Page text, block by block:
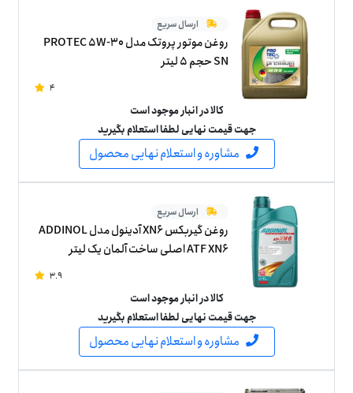
ارسال سریع
روغن موتور پروتک مدل PROTEC 5W-30
SN حجم 5 لیتر
4
کالا در انبار موجود است
جهت قیمت نهایی لطفا استعلام بگیرید
مشاوره و استعلام نهایی محصول
ارسال سریع
روغن گیربکس XN6 آدینول مدل ADDINOL
ATF XN6 اصلی ساخت آلمان یک لیتر
3.9
کالا در انبار موجود است
جهت قیمت نهایی لطفا استعلام بگیرید
مشاوره و استعلام نهایی محصول